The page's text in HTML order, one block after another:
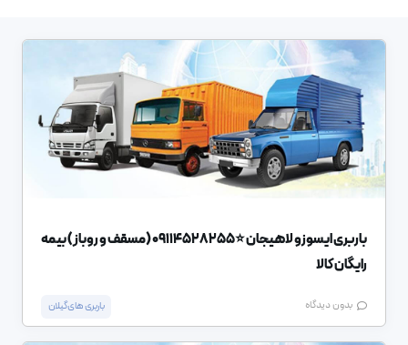
باربری ایسوزو لاهیجان ⭐️09114528255 (مسقف و روباز) بیمه
رایگان کالا
بدون دیدگاه باربری های گیلان